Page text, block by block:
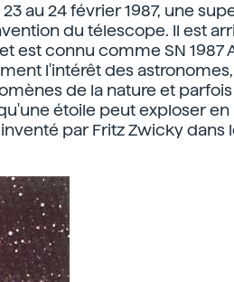
23 au 24 février 1987, une
du télescope. Il est
est connu comme SN 1987
l'intérêt des
de la nature et
étoile peut exploser
par Fritz Zwicky dans